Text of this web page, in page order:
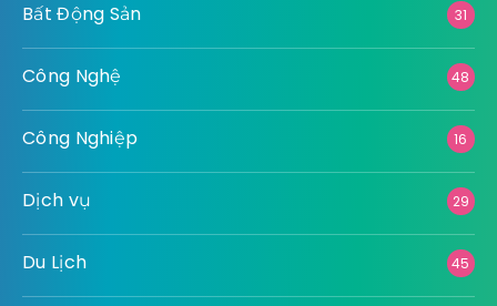
Bất Động Sản 31
Công Nghệ 48
Công Nghiệp 16
Dịch vụ 29
Du Lịch 45